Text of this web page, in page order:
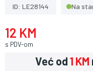
ID: LE28144 Na
12 KM
s PDV-om
Već od1 KM